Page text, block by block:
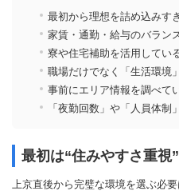
最初から理想を詰め込みす
家賃・通勤・給与のバラン
寮や住宅補助を活用してい
職場だけでなく「生活環境
事前にエリア情報を調べて
「夜勤回数」や「人員体制
最初は“住みやすさ重視
上京直後から完璧な環境を選ぶ必要